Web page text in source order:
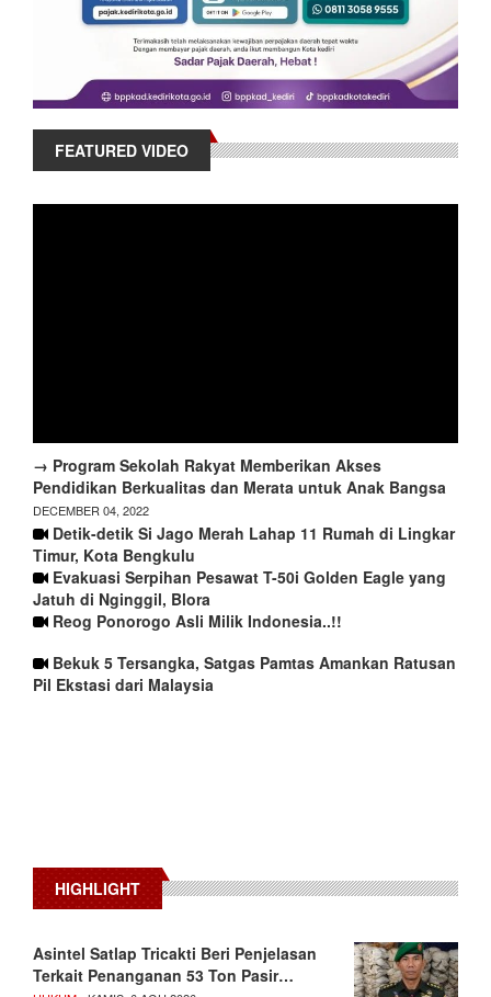
FEATURED VIDEO
→ Program Sekolah Rakyat Memberikan Akses
Pendidikan Berkualitas dan Merata untuk Anak Bangsa
DECEMBER 04, 2022
Detik-detik Si Jago Merah Lahap 11 Rumah di Lingkar
Timur, Kota Bengkulu
Evakuasi Serpihan Pesawat T-50i Golden Eagle yang
Jatuh di Nginggil, Blora
Reog Ponorogo Asli Milik Indonesia..!!
Bekuk 5 Tersangka, Satgas Pamtas Amankan Ratusan
Pil Ekstasi dari Malaysia
HIGHLIGHT
Asintel Satlap Tricakti Beri Penjelasan
Terkait Penanganan 53 Ton Pasir…